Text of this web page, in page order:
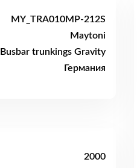
MY_TRA010MP-212S
Maytoni
Busbar trunkings Gravity
Германия
2000